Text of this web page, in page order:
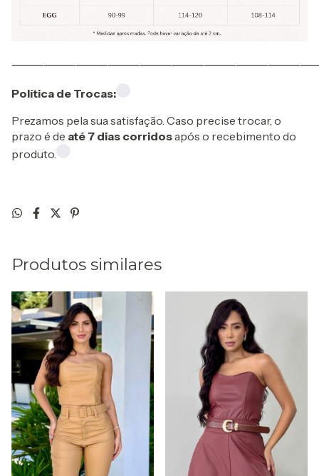
Política de Trocas:
Prezamos pela sua satisfação. Caso precise trocar, o
prazo é de até 7 dias corridosapós o recebimento do
produto.
Produtos similares